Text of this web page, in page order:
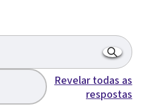
Revelar todas as
respostas